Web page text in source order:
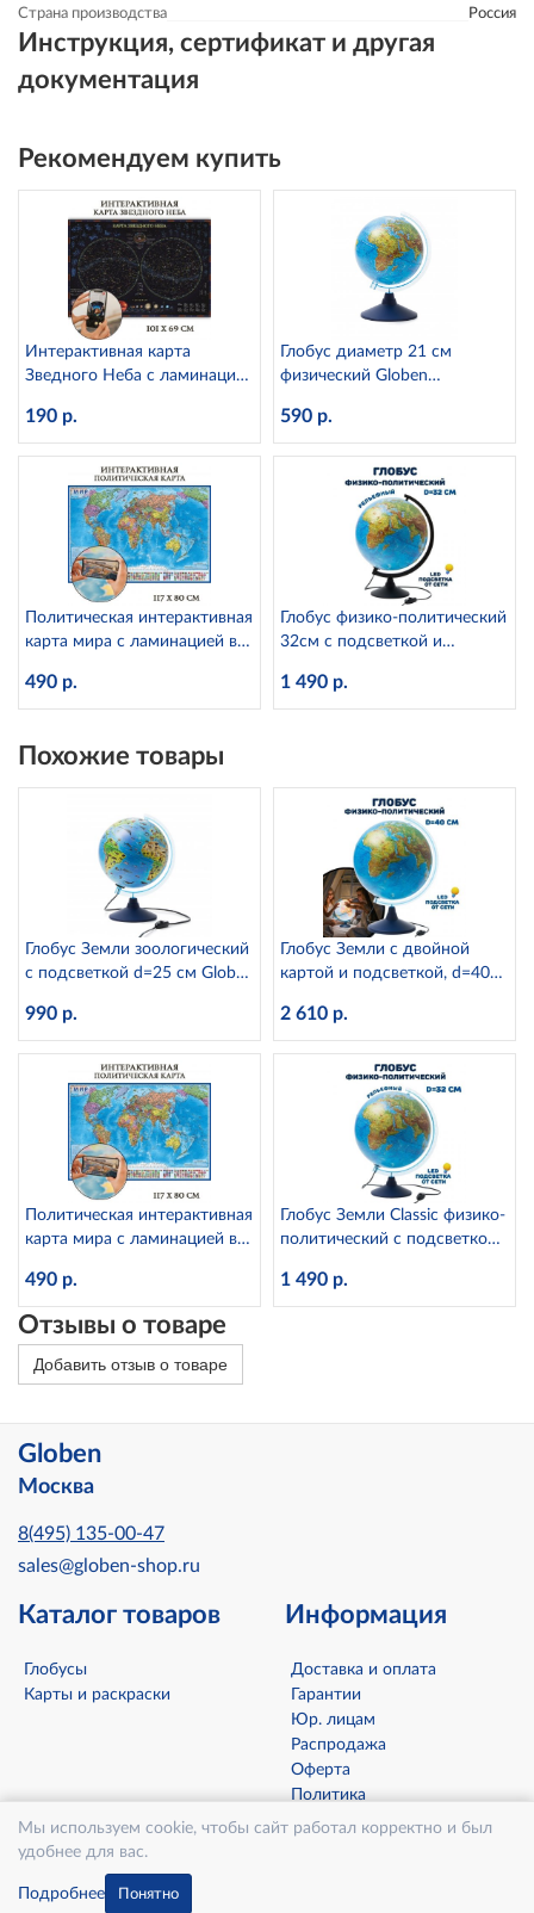
Мы используем cookie, чтобы сайт работал корректно и был
удобнее для вас.
Подробнее Понятно
Страна производства
Россия
Инструкция, сертификат и другая
документация
Рекомендуем купить
Интерактивная карта
Зведного Неба с ламинацией
190 р.
Глобус диаметр 21 см
физический Globen
590 р.
Политическая интерактивная
карта мира с ламинацией в
490 р.
Глобус физико-политический
32см с подсветкой и
К013200223
1 490 р.
Похожие товары
Глобус Земли зоологический
с подсветкой d=25 см Globen
990 р.
Глобус Земли с двойной
картой и подсветкой, d=40
2 610 р.
Политическая интерактивная
карта мира с ламинацией в
490 р.
Глобус Земли Classic физико-
политический с подсветкой
Ке013200233 Globen
1 490 р.
Отзывы о товаре
Добавить отзыв о товаре
Globen
Москва
8(495) 135-00-47
sales@globen-shop.ru
Каталог товаров
Глобусы
Карты и раскраски
Информация
Доставка и оплата
Гарантии
Юр. лицам
Распродажа
Оферта
Политика
конфиденциальности